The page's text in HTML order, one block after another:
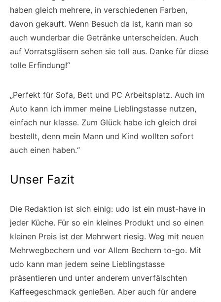
haben gleich mehrere, in verschiedenen Farben,
davon gekauft. Wenn Besuch da ist, kann man so
auch wunderbar die Getränke unterscheiden. Auch
auf Vorratsgläsern sehen sie toll aus. Danke für diese
tolle Erfindung!“
„Perfekt für Sofa, Bett und PC Arbeitsplatz. Auch im
Auto kann ich immer meine Lieblingstasse nutzen,
einfach nur klasse. Zum Glück habe ich gleich drei
bestellt, denn mein Mann und Kind wollten sofort
auch einen haben.“
Unser Fazit
Die Redaktion ist sich einig: udo ist ein must-have in
jeder Küche. Für so ein kleines Produkt und so einen
kleinen Preis ist der Mehrwert riesig. Weg mit neuen
Mehrwegbechern und vor Allem Bechern to-go. Mit
udo kann man jedem seine Lieblingstasse
präsentieren und unter anderem unverfälschten
Kaffeegeschmack genießen. Aber auch für andere